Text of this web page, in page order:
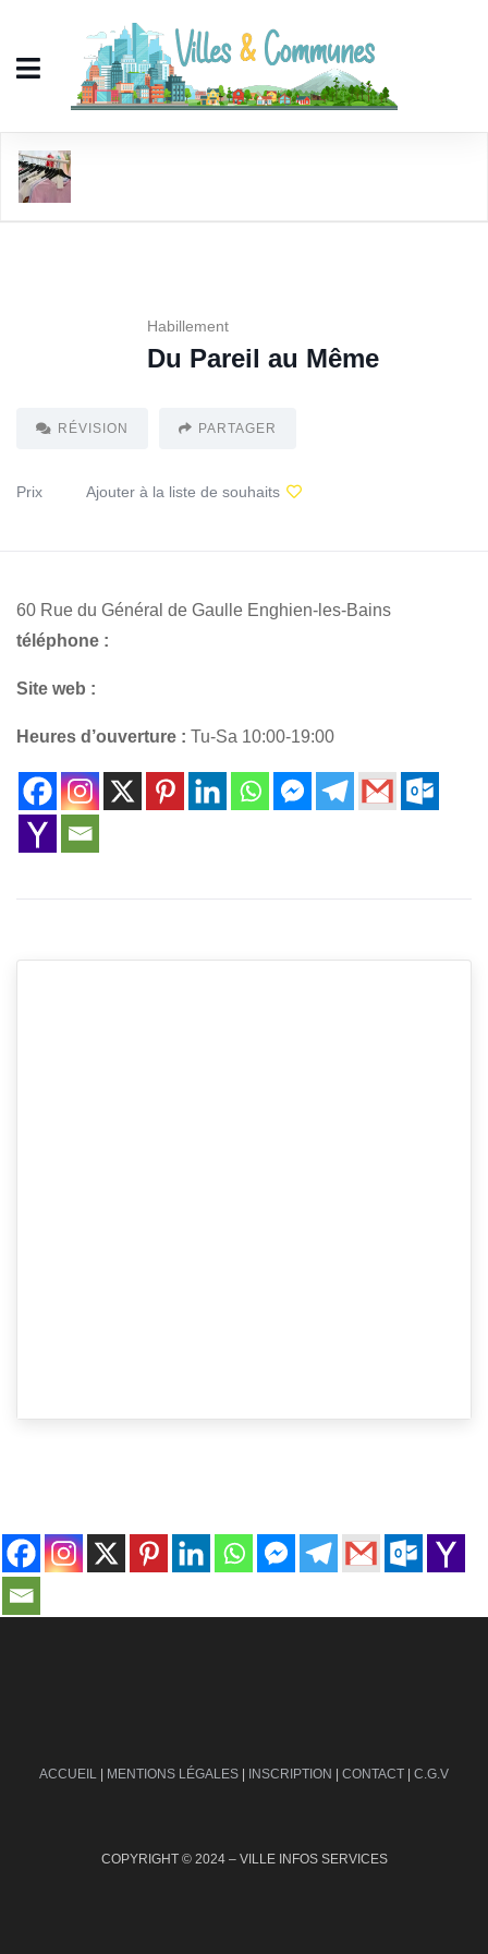
Habillement
Du Pareil au Même
RÉVISION PARTAGER
Prix Ajouter à la liste de souhaits
60 Rue du Général de Gaulle Enghien-les-Bains
téléphone :
Site web :
Heures d’ouverture : Tu-Sa 10:00-19:00
ACCUEIL | MENTIONS LÉGALES | INSCRIPTION | CONTACT | C.G.V
COPYRIGHT © 2024 – VILLE INFOS SERVICES